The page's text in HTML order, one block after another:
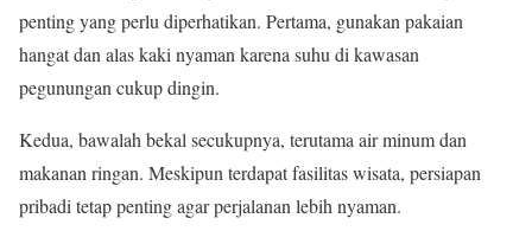
penting yang perlu diperhatikan. Pertama, gunakan pakaian
hangat dan alas kaki nyaman karena suhu di kawasan
pegunungan cukup dingin.
Kedua, bawalah bekal secukupnya, terutama air minum dan
makanan ringan. Meskipun terdapat fasilitas wisata, persiapan
pribadi tetap penting agar perjalanan lebih nyaman.